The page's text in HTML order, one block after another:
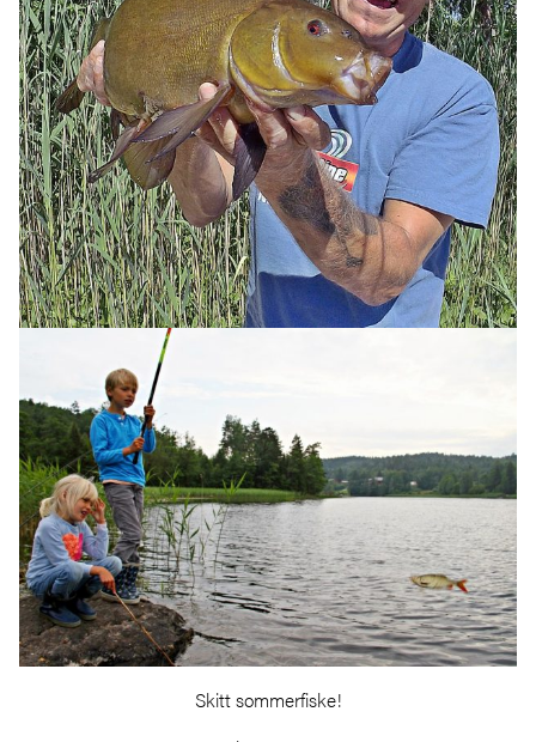
Skitt sommerfiske!